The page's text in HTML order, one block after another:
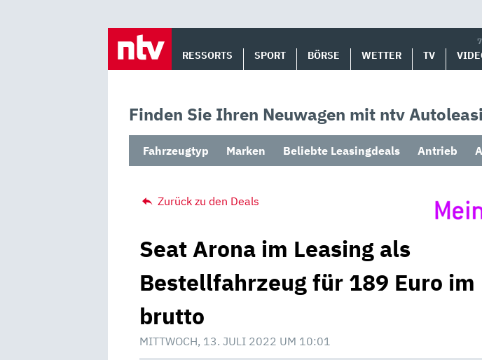
RESSORTS SPORT BÖRSE WETTER TV
Finden Sie Ihren Neuwagen mit ntv
Fahrzeugtyp Marken Beliebte Leasingdeals Antrieb
Zurück zu den Deals
Seat Arona im Leasing als
Bestellfahrzeug für 189 Euro im
brutto
MITTWOCH, 13. JULI 2022 UM 10:01